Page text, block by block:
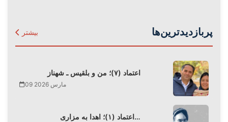
پربازدیدترین‌ها بیشتر
اعتماد (۷)؛ من و بلقیس ـ شهناز
09 مارس 2026
اعتماد (۱)؛ اهدا به مزاری…